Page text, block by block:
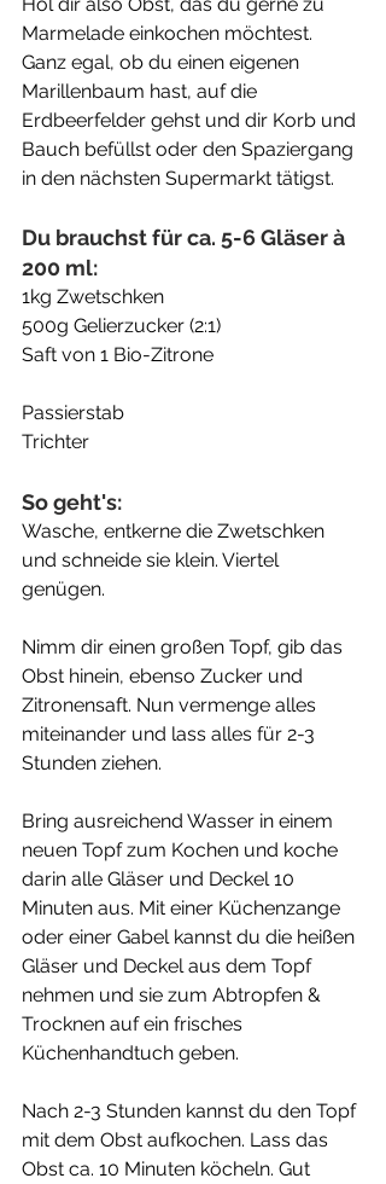
Marmelade einkochen möchtest.
Ganz egal, ob du einen eigenen
Marillenbaum hast, auf die
Erdbeerfelder gehst und dir Korb und
Bauch befüllst oder den Spaziergang
in den nächsten Supermarkt tätigst.
Du brauchst für ca. 5-6 Gläser à
200 ml:
1kg Zwetschken
500g Gelierzucker (2:1)
Saft von 1 Bio-Zitrone
Passierstab
Trichter
So geht's:
Wasche, entkerne die Zwetschken
und schneide sie klein. Viertel
genügen.
Nimm dir einen großen Topf, gib das
Obst hinein, ebenso Zucker und
Zitronensaft. Nun vermenge alles
miteinander und lass alles für 2-3
Stunden ziehen.
Bring ausreichend Wasser in einem
neuen Topf zum Kochen und koche
darin alle Gläser und Deckel 10
Minuten aus. Mit einer Küchenzange
oder einer Gabel kannst du die heißen
Gläser und Deckel aus dem Topf
nehmen und sie zum Abtropfen &
Trocknen auf ein frisches
Küchenhandtuch geben.
Nach 2-3 Stunden kannst du den Topf
mit dem Obst aufkochen. Lass das
Obst ca. 10 Minuten köcheln. Gut